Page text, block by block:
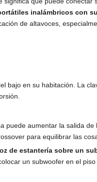
inalámbricos con
de altavoces,
bajo en su habitación. La
puede aumentar la salida de
para equilibrar las
de estantería sobre un
un subwoofer en el